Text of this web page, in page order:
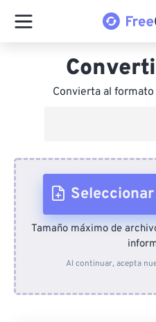
Convierta al
Desde el
Tamaño máximo de
Al continuar, acepta